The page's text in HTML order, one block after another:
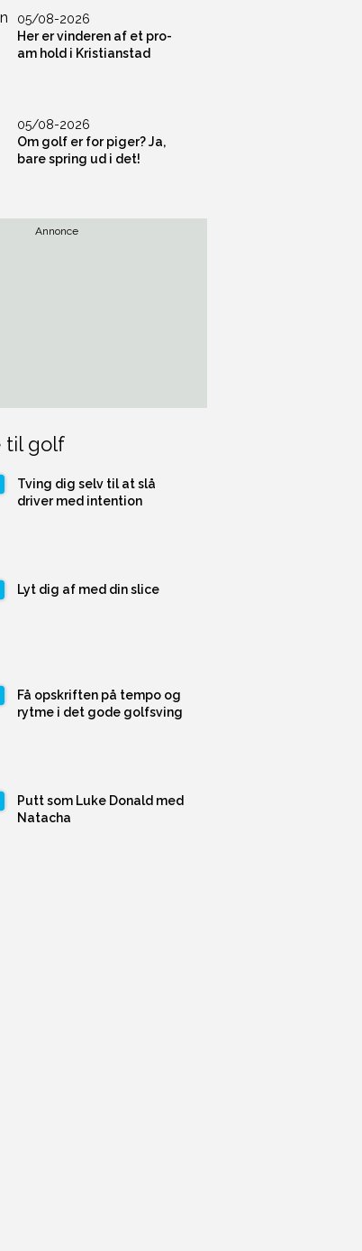
05/08-2026
Her er vinderen af et pro-
am hold i Kristianstad
05/08-2026
Om golf er for piger? Ja,
bare spring ud i det!
Annonce
til golf
Tving dig selv til at slå
driver med intention
Lyt dig af med din slice
Få opskriften på tempo og
rytme i det gode golfsving
Putt som Luke Donald med
Natacha